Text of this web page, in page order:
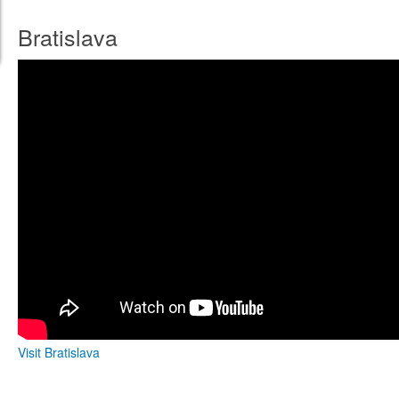
Bratislava
Visit Bratislava